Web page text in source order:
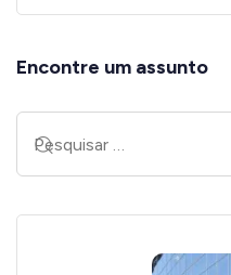
Encontre um assunto